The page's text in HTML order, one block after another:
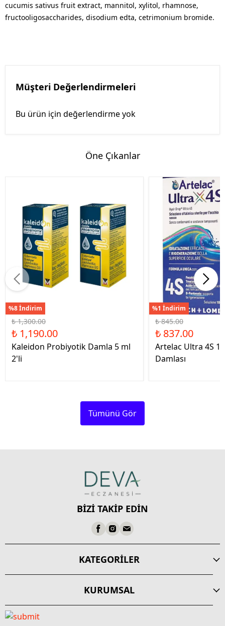
cucumis sativus fruit extract, mannitol, xylitol, rhamnose,
fructooligosaccharides, disodium edta, cetrimonium bromide.
Müşteri Değerlendirmeleri
Bu ürün için değerlendirme yok
Öne Çıkanlar
%8 İndirim
₺ 1,300.00
₺ 1,190.00
Kaleidon Probiyotik Damla 5 ml
2'li
%1 İndirim
₺ 845.00
₺ 837.00
Artelac Ultra 4S
Damlası
Tümünü Gör
BİZİ TAKİP EDİN
KATEGORİLER
KURUMSAL